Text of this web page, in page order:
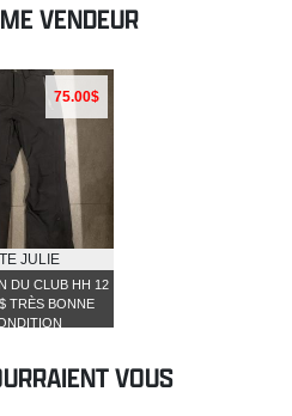
VENDEUR
75.00$
JULIE
DU CLUB HH 12
TRÈS BONNE
VOUS